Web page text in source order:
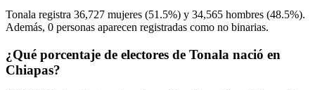
Tonala registra 36,727 mujeres (51.5%) y 34,565 hombres (48.5%).
Además, 0 personas aparecen registradas como no binarias.
¿Qué porcentaje de electores de Tonala nació en
Chiapas?